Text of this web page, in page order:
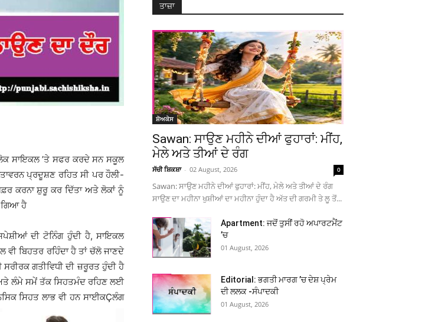
ਸਾਇਕਲ ’ਤੇ ਸਫਰ ਕਰਦੇ ਸਨ ਸਕੂਲ
ਪ੍ਰਦੂਸ਼ਣ ਰਹਿਤ ਸੀ ਪਰ ਹੌਲੀ-
ਕਰਨਾ ਸ਼ੁਰੂ ਕਰ ਦਿੱਤਾ ਅਤੇ ਲੋਕਾਂ ਨੂੰ
ਗਿਆ ਹੈ
ਦੀ ਟੋਨਿੰਗ ਹੁੰਦੀ ਹੈ, ਸਾਇਕਲ
ਵੀ ਬਿਹਤਰ ਰਹਿੰਦਾ ਹੈ ਤਾਂ ਚੱਲੋ ਜਾਣਦੇ
ਗਤੀਵਿਧੀ ਦੀ ਜ਼ਰੂਰਤ ਹੁੰਦੀ ਹੈ
ਲੰਮੇ ਸਮੇਂ ਤੱਕ ਸਿਹਤਮੰਦ ਰਹਿਣ ਲਈ
ਸਿਹਤ ਲਾਭ ਵੀ ਹਨ ਸਾਈਕÇਲੰਗ
ਤਾਜ਼ਾ
ਸ਼ੋਅਕੇਸ
Sawan: ਸਾਉਣ ਮਹੀਨੇ ਦੀਆਂ ਫੁਹਾਰਾਂ: ਮੀਂਹ,
ਮੇਲੇ ਅਤੇ ਤੀਆਂ ਦੇ ਰੰਗ
ਸੱਚੀ ਸ਼ਿਕਸ਼ਾ - 02 August, 2026 0
Sawan: ਸਾਉਣ ਮਹੀਨੇ ਦੀਆਂ ਫੁਹਾਰਾਂ: ਮੀਂਹ, ਮੇਲੇ ਅਤੇ ਤੀਆਂ ਦੇ ਰੰਗ
ਸਾਉਣ ਦਾ ਮਹੀਨਾ ਖੁਸ਼ੀਆਂ ਦਾ ਮਹੀਨਾ ਹੁੰਦਾ ਹੈ ਅੱਤ ਦੀ ਗਰਮੀ ਤੇ ਲੂ ਤੋਂ...
Apartment: ਜਦੋਂ ਤੁਸੀਂ ਰਹੋ ਅਪਾਰਟਮੈਂਟ
’ਚ
01 August, 2026
Editorial: ਭਗਤੀ ਮਾਰਗ ’ਚ ਦੇਸ਼ ਪ੍ਰੇਮ
ਦੀ ਲਲਕ -ਸੰਪਾਦਕੀ
01 August, 2026